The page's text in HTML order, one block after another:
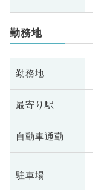
勤務地
勤務地
最寄り駅
自動車通勤
駐車場